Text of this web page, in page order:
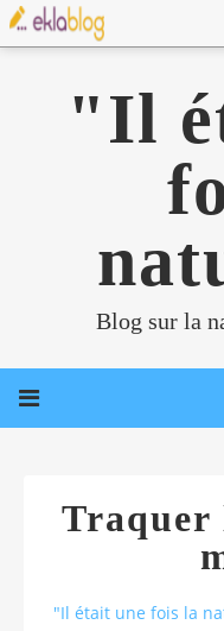
"Il
Blog sur la
"Il était une fois la